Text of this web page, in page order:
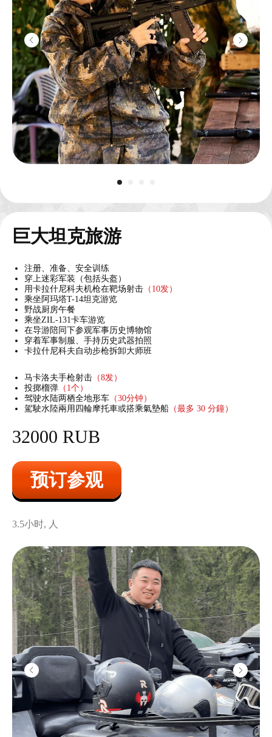
巨大坦克旅游
注册、准备、安全训练
穿上迷彩军装（包括头盔）
用卡拉什尼科夫机枪在靶场射击 （10发）
乘坐阿玛塔T-14坦克游览
野战厨房午餐
乘坐ZIL-131卡车游览
在导游陪同下参观军事历史博物馆
穿着军事制服、手持历史武器拍照
卡拉什尼科夫自动步枪拆卸大师班
马卡洛夫手枪射击 （8发）
投掷榴弹 （1个）
驾驶水陆两栖全地形车 （30分钟）
駕駛水陸兩用四輪摩托車或搭乘氣墊船 （最多 30 分鐘）
32000 RUB
预订参观
3.5小时, 人